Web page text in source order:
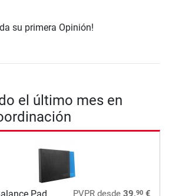
su primera Opinión!
el último mes en
PVPRdesde 39,90€